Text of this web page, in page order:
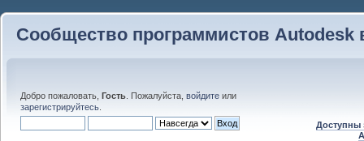
Сообщество программистов Autodesk
Добро пожаловать, Гость . Пожалуйста, войдите или
зарегистрируйтесь
Доступны